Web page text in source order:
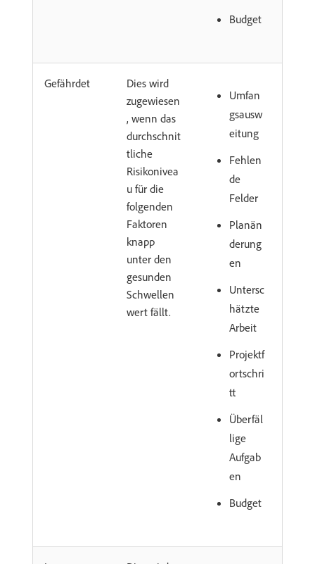
Budget
Gefährdet
Dies wird
zugewiesen
, wenn das
durchschnit
tliche
Risikonivea
u für die
folgenden
Faktoren
knapp
unter den
gesunden
Schwellen
wert fällt.
Umfan
gsausw
eitung
Fehlen
de
Felder
Planän
derung
en
Untersc
hätzte
Arbeit
Projektf
ortschri
tt
Überfäl
lige
Aufgab
en
Budget